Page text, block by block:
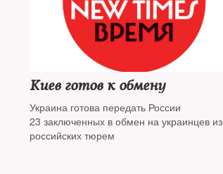
Киев готов к обмену
Украина готова передать России
23 заключенных в обмен на украинцев из
российских тюрем